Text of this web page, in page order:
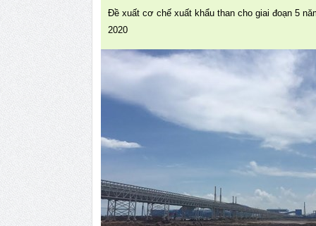
Đề xuất cơ chế xuất khẩu than cho giai đoạn 5
2020